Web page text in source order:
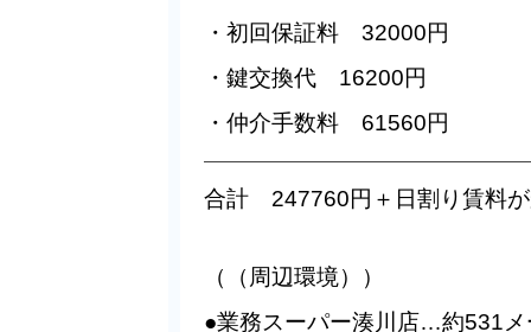
・初回保証料 32000円
・鍵交換代 16200円
・仲介手数料 61560円
合計 247760円＋日割り賃料
（（周辺環境））
●業務スーパー湊川店…約531メ